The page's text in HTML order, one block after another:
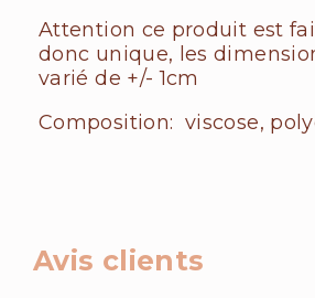
Attention ce produit est
donc unique, les
varié de +/- 1cm
Composition: viscose,
Avis clients